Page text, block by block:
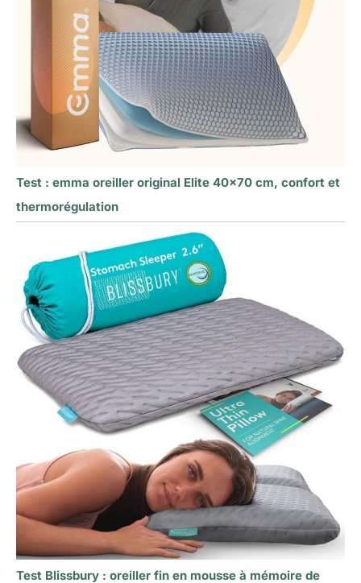
Test : emma oreiller original Elite 40×70 cm, confort et
thermorégulation
Test Blissbury : oreiller fin en mousse à mémoire de